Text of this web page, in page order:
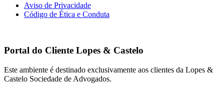
Aviso de Privacidade
Código de Ética e Conduta
Portal do Cliente Lopes & Castelo
Este ambiente é destinado exclusivamente aos clientes da Lopes &
Castelo Sociedade de Advogados.